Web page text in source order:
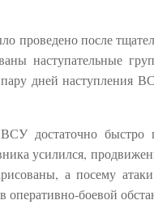
проведено после
наступательные
дней наступления ВС
достаточно
усилился,
а посему
боевой